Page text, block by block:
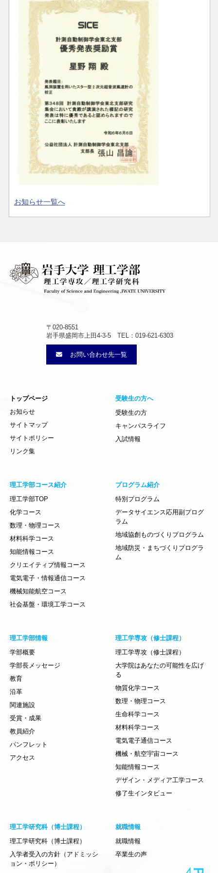
お知らせ一覧へ
〒020-8551
岩手県盛岡市上田4-3-5 TEL：019-621-6303
お問い合わせ先一覧
トップページ
お知らせ
サイトマップ
サイトポリシー
リンク集
受験生の方へ
受験生の方
キャンパスライフ
入試情報
理工学部コース紹介
理工学部TOP
化学コース
数理・物理コース
材料科学コース
知能情報コース
クリエイティブ情報コース
電気電子・情報通信コース
機械知能航空コース
社会基盤・環境工学コース
プログラム紹介
特別プログラム
データサイエンス応用副プログ
ラム
地域協創ものづくりプログラム
地域防災・まちづくりプログラ
ム
理工学部情報
学部概要
学部長メッセージ
教育
沿革
関連施設
受賞・成果
教員紹介
パンフレット
アクセス
理工学専攻（修士課程）
理工学専攻（修士課程）
大学院はあなたの可能性を広げ
る
物質化学コース
数理・物理コース
生命科学コース
材料科学コース
電気電子通信コース
機械・航空宇宙コース
知能情報コース
デザイン・メディア工学コース
修了生インタビュー
理工学研究科（博士課程）
理工学研究科（博士課程）
入学者受入の方針（アドミッシ
ョン・ポリシー）
就職情報
就職情報
卒業生の声